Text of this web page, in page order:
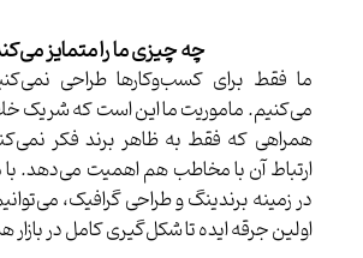
چه چیزی ما را متمایز
ما فقط برای کسب‌وکارها طراحی
می‌کنیم. ماموریت ما این است که شریک
همراهی که فقط به ظاهر برند فکر
ارتباط آن با مخاطب هم اهمیت می‌دهد.
در زمینه برندینگ و طراحی گرافیک،
اولین جرقه ایده تا شکل‌گیری کامل در بازار